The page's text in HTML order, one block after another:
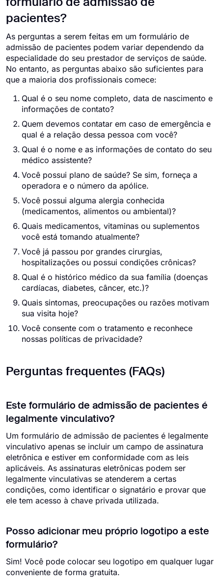
formulário de admissão de
pacientes?
As perguntas a serem feitas em um formulário de
admissão de pacientes podem variar dependendo da
especialidade do seu prestador de serviços de saúde.
No entanto, as perguntas abaixo são suficientes para
que a maioria dos profissionais comece:
Qual é o seu nome completo, data de nascimento e
informações de contato?
Quem devemos contatar em caso de emergência e
qual é a relação dessa pessoa com você?
Qual é o nome e as informações de contato do seu
médico assistente?
Você possui plano de saúde? Se sim, forneça a
operadora e o número da apólice.
Você possui alguma alergia conhecida
(medicamentos, alimentos ou ambiental)?
Quais medicamentos, vitaminas ou suplementos
você está tomando atualmente?
Você já passou por grandes cirurgias,
hospitalizações ou possui condições crônicas?
Qual é o histórico médico da sua família (doenças
cardíacas, diabetes, câncer, etc.)?
Quais sintomas, preocupações ou razões motivam
sua visita hoje?
Você consente com o tratamento e reconhece
nossas políticas de privacidade?
Perguntas frequentes (FAQs)
Este formulário de admissão de pacientes é
legalmente vinculativo?
Um formulário de admissão de pacientes é legalmente
vinculativo apenas se incluir um campo de assinatura
eletrônica e estiver em conformidade com as leis
aplicáveis. As assinaturas eletrônicas podem ser
legalmente vinculativas se atenderem a certas
condições, como identificar o signatário e provar que
ele tem acesso à chave privada utilizada.
Posso adicionar meu próprio logotipo a este
formulário?
Sim! Você pode colocar seu logotipo em qualquer lugar
conveniente de forma gratuita.